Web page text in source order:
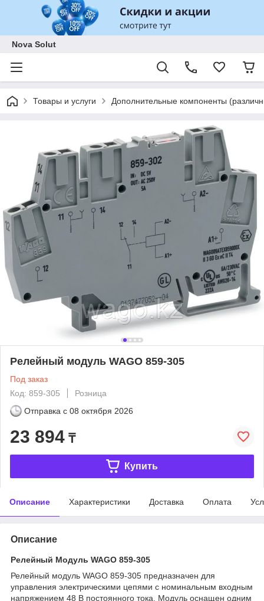
Nova Solut
Товары и услуги Дополнительные компоненты
Релейный модуль WAGO 859-305
Под заказ
Код: 859-305
Розница
Отправка с 08 октября 2026
23 894 ₸
Купить
Описание Характеристики Доставка Оплата
Описание
Релейный Модуль WAGO 859-305
Релейный модуль WAGO 859-305 предназначен для
управления электрическими цепями с номинальным входным
напряжением 48 В постоянного тока. Модуль оснащен одним